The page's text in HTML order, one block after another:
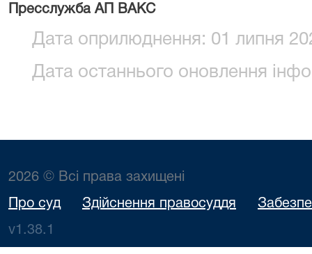
Пресслужба АП ВАКС
Дата оприлюднення: 01 липня
Дата останнього оновлення
2026 © Всі права захищені
Про суд Здійснення правосуддя
v1.38.1